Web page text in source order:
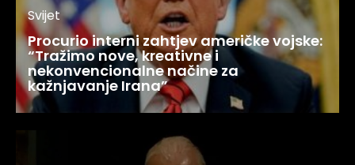
Svijet
Procurio interni zahtjev američke vojske:
“Tražimo nove, kreativne i
nekonvencionalne načine za
kažnjavanje Irana”